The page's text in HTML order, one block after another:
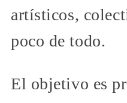
artísticos,
poco de todo.
El objetivo es